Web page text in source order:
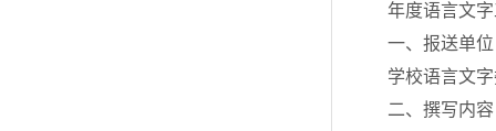
年度语言文
一、报送单位
学校语言文
二、撰写内容